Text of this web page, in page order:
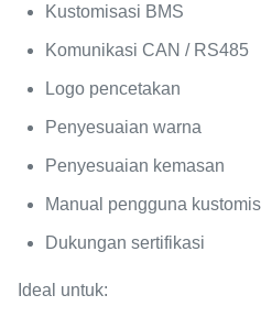
Kustomisasi BMS
Komunikasi CAN / RS485
Logo pencetakan
Penyesuaian warna
Penyesuaian kemasan
Manual pengguna
Dukungan sertifikasi
Ideal untuk: